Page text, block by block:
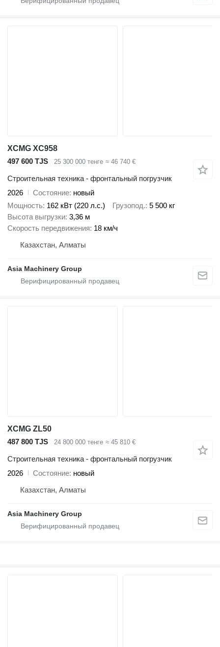
XCMG XC958
497 600 TJS
25 300 000 тенге ≈ 46 740 €
Строительная техника - фронтальный погрузчик
2026
Состояние новый
Мощность 162 кВт (220 л.с.) Грузопод. 5 500 кг
Высота выгрузки 3,36 м
Скорость передвижения 18 км/ч
Казахстан, Алматы
Asia Machinery Group
XCMG ZL50
487 800 TJS
24 800 000 тенге ≈ 45 810 €
Строительная техника - фронтальный погрузчик
2026
Состояние новый
Казахстан, Алматы
Asia Machinery Group